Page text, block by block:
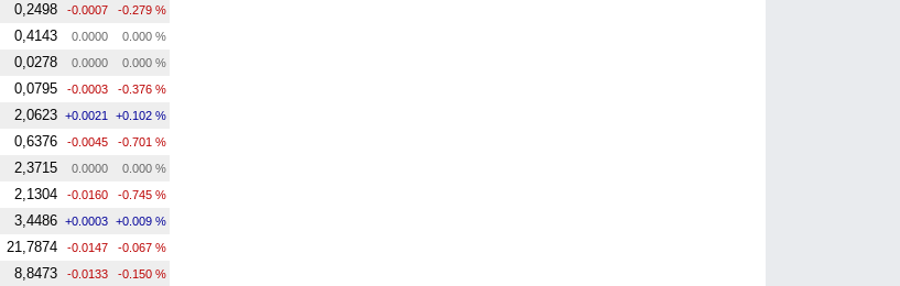
0,2498 -0.0007 -0.279 %
0,4143 0.0000 0.000 %
0,0278 0.0000 0.000 %
0,0795 -0.0003 -0.376 %
2,0623 +0.0021 +0.102 %
0,6376 -0.0045 -0.701 %
2,3715 0.0000 0.000 %
2,1304 -0.0160 -0.745 %
3,4486 +0.0003 +0.009 %
21,7874 -0.0147 -0.067 %
8,8473 -0.0133 -0.150 %